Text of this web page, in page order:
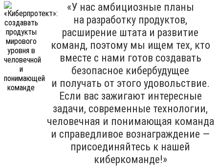
«У нас амбициозные планы
на разработку продуктов,
расширение штата и развитие
команд, поэтому мы ищем тех, кто
вместе с нами готов создавать
безопасное кибербудущее
и получать от этого удовольствие.
Если вас зажигают интересные
задачи, современные технологии,
человечная и понимающая команда
и справедливое вознаграждение —
присоединяйтесь к нашей
киберкоманде!»